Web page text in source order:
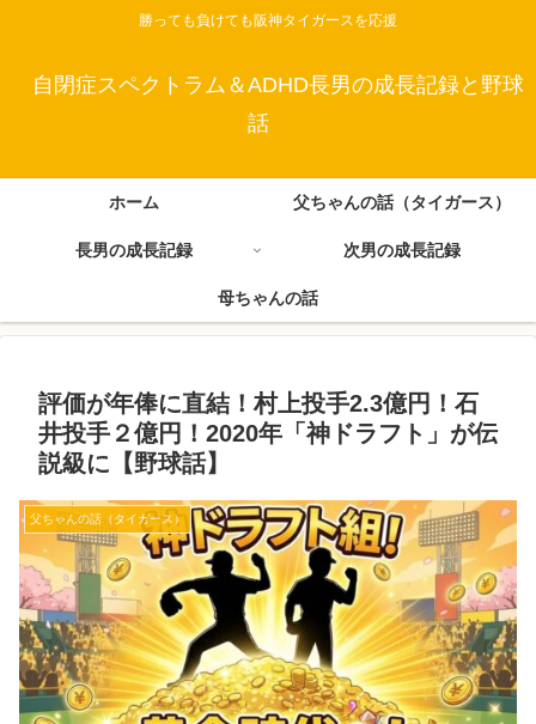
勝っても負けても阪神タイガースを応援
自閉症スペクトラム＆ADHD長男の成長記録と野球
話
ホーム 父ちゃんの話（タイガース）
長男の成長記録 次男の成長記録
母ちゃんの話
評価が年俸に直結！村上投手2.3億円！石
井投手２億円！2020年「神ドラフト」が伝
説級に【野球話】
父ちゃんの話（タイガース）